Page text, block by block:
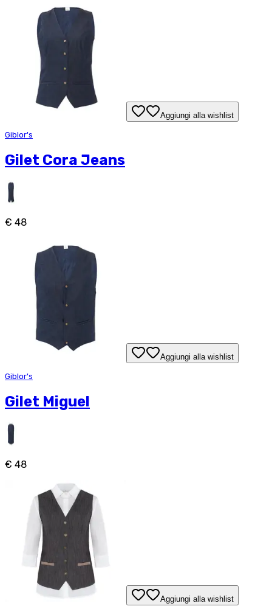
Aggiungi alla wishlist
Giblor's
Gilet Cora Jeans
€ 48
Aggiungi alla wishlist
Giblor's
Gilet Miguel
€ 48
Aggiungi alla wishlist